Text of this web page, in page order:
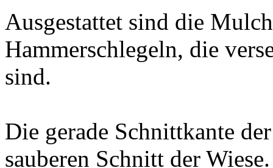
Ausgestattet sind die
Hammerschlegeln, die
sind.
Die gerade Schnittkante
sauberen Schnitt der